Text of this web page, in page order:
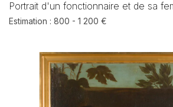
Portrait d'un fonctionnaire et de sa
Estimation : 800 - 1 200 €